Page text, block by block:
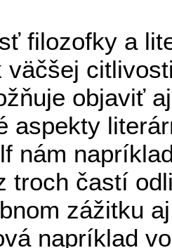
filozofky a
väčšej
objaviť
aspekty
nám
troch častí
zážitku
napríklad